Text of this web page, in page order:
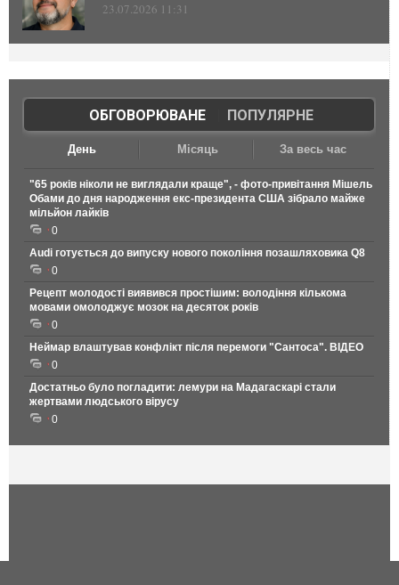
23.07.2026 11:31
ОБГОВОРЮВАНЕ| ПОПУЛЯРНЕ
День Місяць За весь час
"65 років ніколи не виглядали краще", - фото-привітання Мішель
Обами до дня народження екс-президента США зібрало майже
мільйон лайків
0
Audi готується до випуску нового покоління позашляховика Q8
0
Рецепт молодості виявився простішим: володіння кількома
мовами омолоджує мозок на десяток років
0
Неймар влаштував конфлікт після перемоги "Сантоса". ВІДЕО
0
Достатньо було погладити: лемури на Мадагаскарі стали
жертвами людського вірусу
0